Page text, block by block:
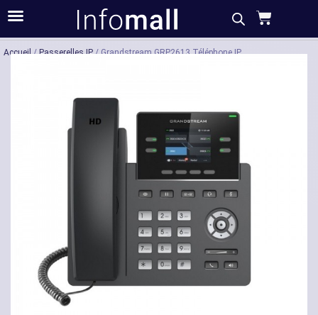
Acheter Description Caractéristiques
Accueil/Passerelles IP/ Grandstream GRP2613 Téléphone IP